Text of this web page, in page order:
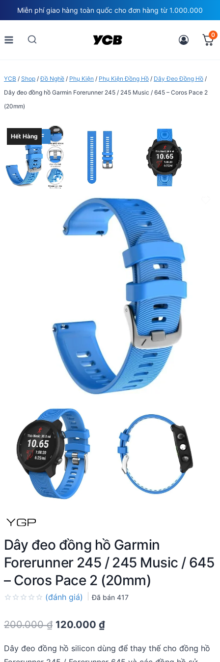
to
content
Miễn phí giao hàng toàn quốc cho đơn hàng từ 1.000.000
0
YCB / Shop /Đồ Nghề / Phụ Kiện / Phụ Kiện Đồng Hồ / Dây Đeo Đồng Hồ /
Dây đeo đồng hồ Garmin Forerunner 245 / 245 Music / 645 – Coros Pace 2
(20mm)
Hết Hàng
40% OFF
Dây đeo đồng hồ Garmin
Forerunner 245 / 245 Music / 645
– Coros Pace 2 (20mm)
out
(đánh giá) Đã bán 417
200.000₫ Original
was:
120.000 ₫Current
is:
Dây đeo đồng hồ silicon dùng để thay thế cho đồng hồ